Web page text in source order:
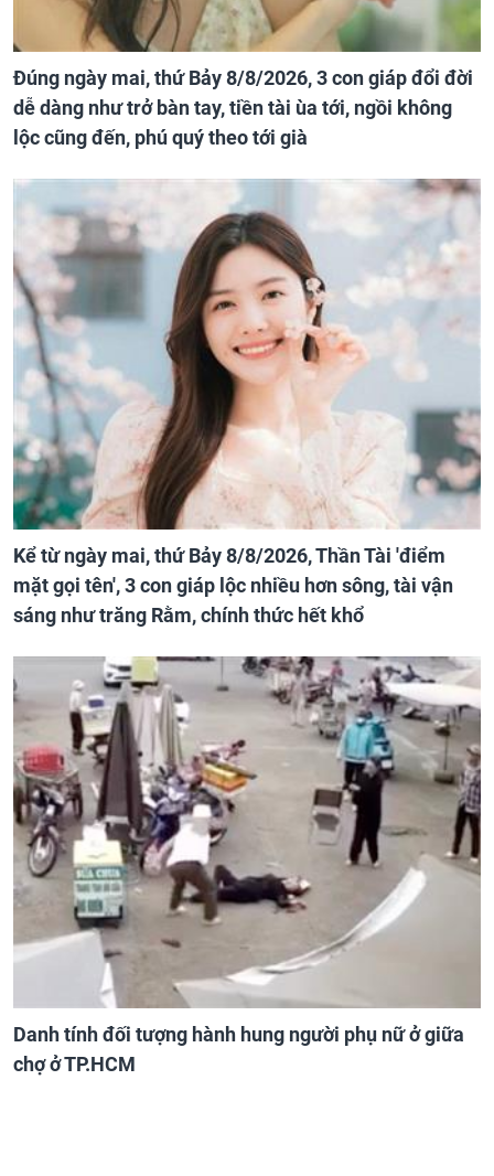
Đúng ngày mai, thứ Bảy 8/8/2026, 3 con giáp đổi đời
dễ dàng như trở bàn tay, tiền tài ùa tới, ngồi không
lộc cũng đến, phú quý theo tới già
Kể từ ngày mai, thứ Bảy 8/8/2026, Thần Tài 'điểm
mặt gọi tên', 3 con giáp lộc nhiều hơn sông, tài vận
sáng như trăng Rằm, chính thức hết khổ
Danh tính đối tượng hành hung người phụ nữ ở giữa
chợ ở TP.HCM